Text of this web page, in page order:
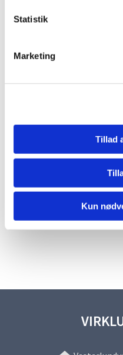
Statistik
Marketing
Tillad
Kun